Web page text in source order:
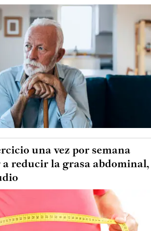
una vez por semana
a reducir la grasa abdominal,